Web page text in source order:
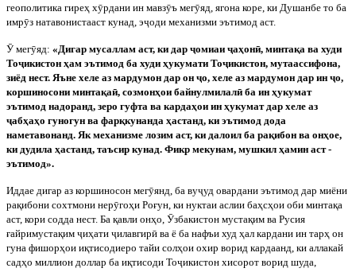
геополитика гиреҳ хӯрдани ин мавзӯъ мегӯяд, ягона коре, ки Душанбе то ба
имрӯз натавонистааст кунад, эҷоди механизми эътимод аст.
Ӯ мегӯяд: «Дигар мусаллам аст, ки дар ҷомиаи ҷаҳонӣ, минтақа ва худи
Тоҷикистон ҳам эътимод ба худи ҳукумати Тоҷикистон, мутаассифона,
зиёд нест. Яъне хеле аз мардумон дар он ҷо, хеле аз мардумон дар ин ҷо,
коршиносони минтақаӣ, созмонҳои байнулмилалӣ ба ин ҳукумат
эътимод надоранд, зеро гуфта ва кардаҳои ин ҳукумат дар хеле аз
ҷабҳаҳо гуногун ва фарқкунанда ҳастанд, ки эътимод дода
наметавонанд. Як механизме лозим аст, ки далоил ба рақибон ва онҳое,
ки дудила ҳастанд, таъсир кунад. Фикр мекунам, мушкил ҳамин аст -
эътимод».
Иддае дигар аз коршиносон мегӯянд, ба вуҷуд овардани эътимод дар миёни
рақибони сохтмони нерӯгоҳи Роғун, ки нуктаи аслии баҳсҳои оби минтақа
аст, кори содда нест. Ба қавли онҳо, Ӯзбакистон мустақим ва Русия
ғайримустақим ҷиҳати ҷилавгирӣ ва ё ба нафъи худ ҳал кардани ин тарҳ он
гуна фишорҳои иқтисодиеро тайи солҳои охир ворид кардаанд, ки аллакай
садҳо миллион доллар ба иқтисоди Тоҷикистон хисорот ворид шуда,